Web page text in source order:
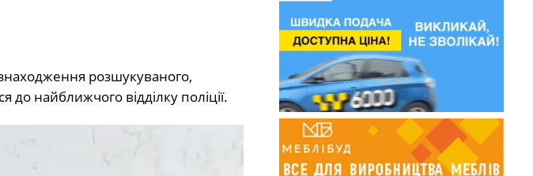
розшукуваного,
найближчого відділку поліції.